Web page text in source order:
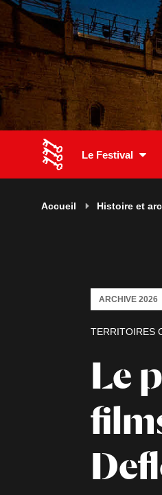
Le Festival
Accueil Histoire et
Le
TERRITOIRES
ARCHIVE 2026